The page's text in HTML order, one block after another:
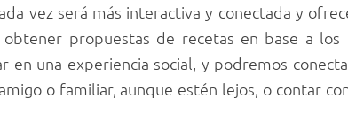
vez será más interactiva y conectada y
propuestas de recetas en base a
en una experiencia social, y podremos
o familiar, aunque estén lejos, o contar